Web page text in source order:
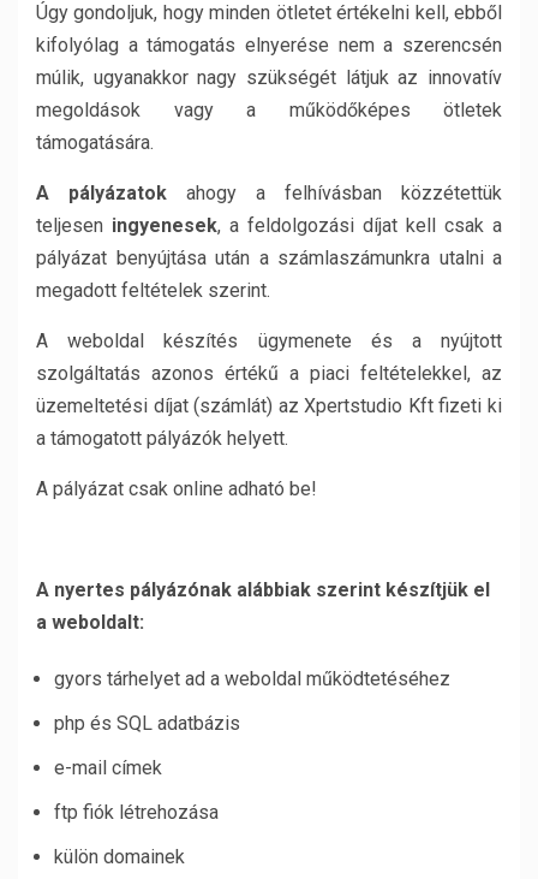
Úgy gondoljuk, hogy minden ötletet értékelni kell, ebből
kifolyólag a támogatás elnyerése nem a szerencsén
múlik, ugyanakkor nagy szükségét látjuk az innovatív
megoldások vagy a működőképes ötletek
támogatására.
A pályázatok ahogy a felhívásban közzétettük
teljesen ingyenesek, a feldolgozási díjat kell csak a
pályázat benyújtása után a számlaszámunkra utalni a
megadott feltételek szerint.
A weboldal készítés ügymenete és a nyújtott
szolgáltatás azonos értékű a piaci feltételekkel, az
üzemeltetési díjat (számlát) az Xpertstudio Kft fizeti ki
a támogatott pályázók helyett.
A pályázat csak online adható be!
A nyertes pályázónak alábbiak szerint készítjük el
a weboldalt:
gyors tárhelyet ad a weboldal működtetéséhez
php és SQL adatbázis
e-mail címek
ftp fiók létrehozása
külön domainek